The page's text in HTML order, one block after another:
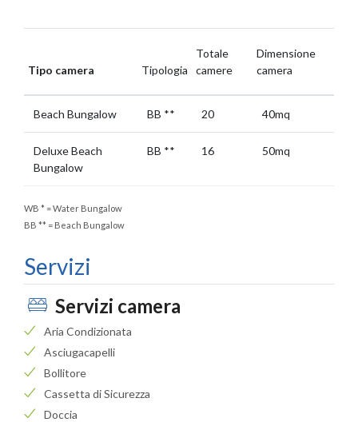
Tipo camera Tipologia
Totale
camere
Dimensione
camera
Beach Bungalow BB ** 20 40mq
Deluxe Beach
Bungalow
BB ** 16 50mq
WB * = Water Bungalow
BB ** = Beach Bungalow
Servizi
Servizi camera
Aria Condizionata
Asciugacapelli
Bollitore
Cassetta di Sicurezza
Doccia